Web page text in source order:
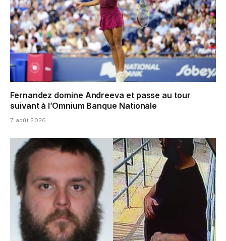
Fernandez domine Andreeva et passe au tour
suivant à l’Omnium Banque Nationale
7 août 2026